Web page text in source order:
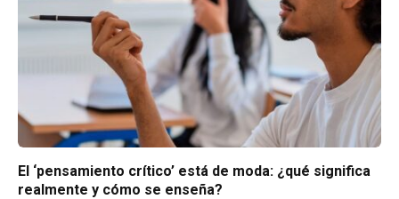
El ‘pensamiento crítico’ está de moda: ¿qué significa
realmente y cómo se enseña?